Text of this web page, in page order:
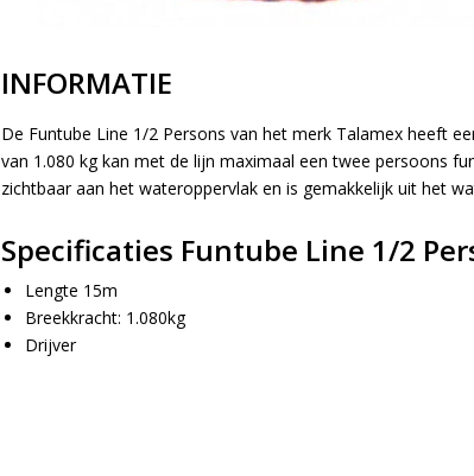
INFORMATIE
De Funtube Line 1/2 Persons van het merk Talamex heeft
van 1.080 kg kan met de lijn maximaal een twee persoons
zichtbaar aan het wateroppervlak en is gemakkelijk uit het
Specificaties Funtube Line 1/2
Lengte 15m
Breekkracht: 1.080kg
Drijver